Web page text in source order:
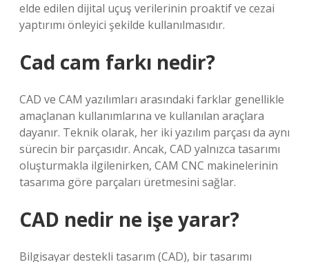
elde edilen dijital uçuş verilerinin proaktif ve cezai
yaptırımı önleyici şekilde kullanılmasıdır.
Cad cam farkı nedir?
CAD ve CAM yazılımları arasındaki farklar genellikle
amaçlanan kullanımlarına ve kullanılan araçlara
dayanır. Teknik olarak, her iki yazılım parçası da aynı
sürecin bir parçasıdır. Ancak, CAD yalnızca tasarımı
oluşturmakla ilgilenirken, CAM CNC makinelerinin
tasarıma göre parçaları üretmesini sağlar.
CAD nedir ne işe yarar?
Bilgisayar destekli tasarım (CAD), bir tasarımı